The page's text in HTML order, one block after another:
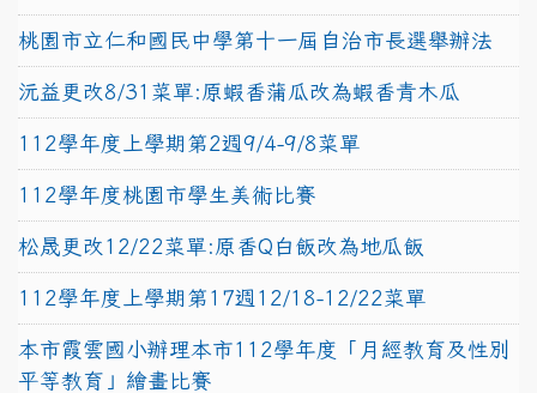
桃園市立仁和國民中學第十一屆自治市長選舉辦法
沅益更改8/31菜單:原蝦香蒲瓜改為蝦香青木瓜
112學年度上學期第2週9/4-9/8菜單
112學年度桃園市學生美術比賽
松晟更改12/22菜單:原香Q白飯改為地瓜飯
112學年度上學期第17週12/18-12/22菜單
本市霞雲國小辦理本市112學年度「月經教育及性別
平等教育」繪畫比賽